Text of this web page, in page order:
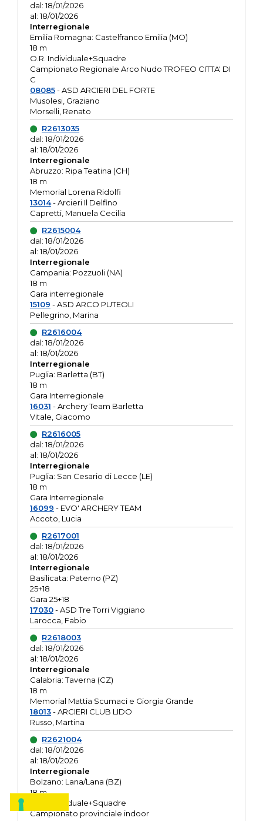
dal: 18/01/2026
al: 18/01/2026
Interregionale
Emilia Romagna: Castelfranco Emilia (MO)
18 m
O.R. Individuale+Squadre
Campionato Regionale Arco Nudo TROFEO CITTA' DI
C
08085- ASD ARCIERI DEL FORTE
Musolesi, Graziano
Morselli, Renato
R2613035
dal: 18/01/2026
al: 18/01/2026
Interregionale
Abruzzo: Ripa Teatina (CH)
18 m
Memorial Lorena Ridolfi
13014- Arcieri Il Delfino
Capretti, Manuela Cecilia
R2615004
dal: 18/01/2026
al: 18/01/2026
Interregionale
Campania: Pozzuoli (NA)
18 m
Gara interregionale
15109 - ASD ARCO PUTEOLI
Pellegrino, Marina
R2616004
dal: 18/01/2026
al: 18/01/2026
Interregionale
Puglia: Barletta (BT)
18 m
Gara Interregionale
16031 - Archery Team Barletta
Vitale, Giacomo
R2616005
dal: 18/01/2026
al: 18/01/2026
Interregionale
Puglia: San Cesario di Lecce (LE)
18 m
Gara Interregionale
16099 - EVO' ARCHERY TEAM
Accoto, Lucia
R2617001
dal: 18/01/2026
al: 18/01/2026
Interregionale
Basilicata: Paterno (PZ)
25+18
Gara 25+18
17030- ASD Tre Torri Viggiano
Larocca, Fabio
R2618003
dal: 18/01/2026
al: 18/01/2026
Interregionale
Calabria: Taverna (CZ)
18 m
Memorial Mattia Scumaci e Giorgia Grande
18013- ARCIERI CLUB LIDO
Russo, Martina
R2621004
dal: 18/01/2026
al: 18/01/2026
Interregionale
Bolzano: Lana/Lana (BZ)
18 m
O.R. Individuale+Squadre
Campionato provinciale indoor